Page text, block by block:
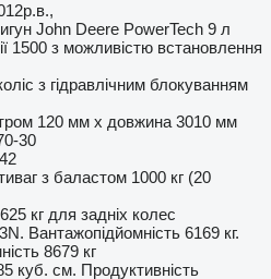
John Deere PowerTech 9 л
1500 з можливістю встановлення
з гідравлічним блокуванням
120 мм x довжина 3010 мм
30
з баластом 1000 кг (20
кг для задніх колес
Вантажопідйомність 6169 кг.
8679 кг
куб. см. Продуктивність